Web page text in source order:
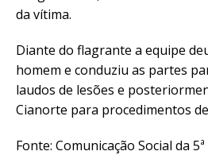
da vítima.
Diante do flagrante a equipe
homem e conduziu as partes
laudos de lesões e
Cianorte para procedimentos
Fonte: Comunicação Social da